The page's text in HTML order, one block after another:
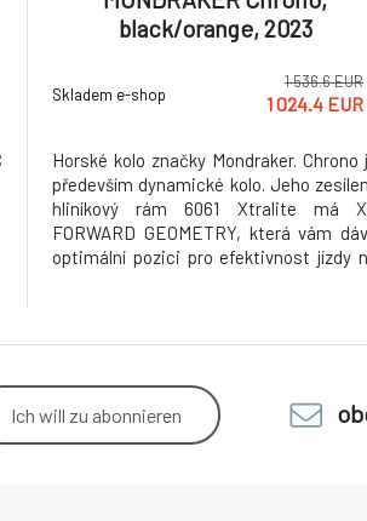
black/orange, 2023
Skladem e-shop
1 536.6 EUR
1 024.4 EUR
Horské kolo značky Mondraker. Chrono
především dynamické kolo. Jeho
hliníkový rám 6061 Xtralite má
FORWARD GEOMETRY, která vám
optimální pozici pro efektivnost jízdy
Ich will zu abonnieren